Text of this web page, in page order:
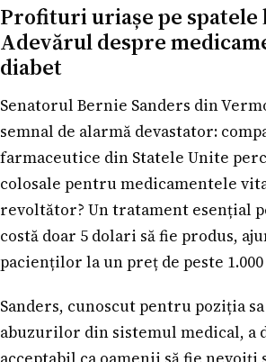
Profituri uriașe pe
Adevărul despre
diabet
Senatorul Bernie Sanders din
semnal de alarmă devastator:
farmaceutice din Statele Unite
colosale pentru medicamentele
revoltător? Un tratament esențial
costă doar 5 dolari să fie produs,
pacienților la un preț de peste
Sanders, cunoscut pentru poziția
abuzurilor din sistemul medical, a